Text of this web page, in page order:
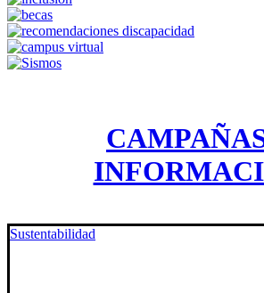
Sustentabilidad